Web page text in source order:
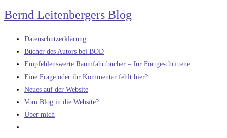
Zum
Inhalt
springen
Bernd Leitenbergers Blog
Datenschutzerklärung
Bücher des Autors bei BOD
Empfehlenswerte Raumfahrtbücher – für Fortgeschrittene
Eine Frage oder ihr Kommentar fehlt hier?
Neues auf der Website
Vom Blog in die Website?
Über mich